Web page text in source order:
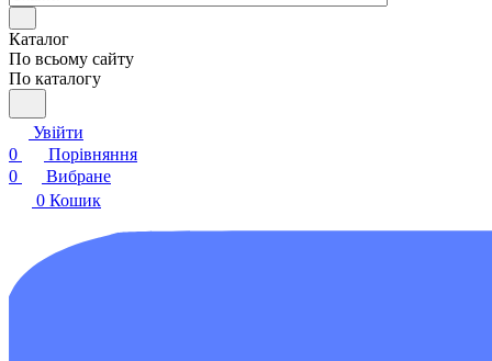
Каталог
По всьому сайту
По каталогу
Увійти
0
Порівняння
0
Вибране
0 Кошик